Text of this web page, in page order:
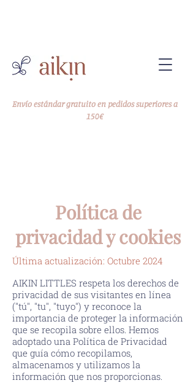
Envío estándar gratuito en pedidos superiores a
150€
Política de
privacidad y cookies
Última actualización: Octubre 2024
AIKIN LITTLES respeta los derechos de
privacidad de sus visitantes en línea
("tú", "tu", "tuyo") y reconoce la
importancia de proteger la información
que se recopila sobre ellos. Hemos
adoptado una Política de Privacidad
que guía cómo recopilamos,
almacenamos y utilizamos la
información que nos proporcionas.